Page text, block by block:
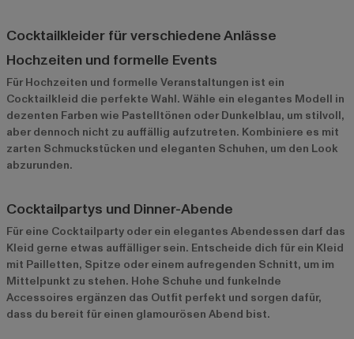
Cocktailkleider für verschiedene Anlässe
Hochzeiten und formelle Events
Für Hochzeiten und formelle Veranstaltungen ist ein
Cocktailkleid die perfekte Wahl. Wähle ein elegantes Modell in
dezenten Farben wie Pastelltönen oder Dunkelblau, um stilvoll,
aber dennoch nicht zu auffällig aufzutreten. Kombiniere es mit
zarten Schmuckstücken und eleganten Schuhen, um den Look
abzurunden.
Cocktailpartys und Dinner-Abende
Für eine Cocktailparty oder ein elegantes Abendessen darf das
Kleid gerne etwas auffälliger sein. Entscheide dich für ein Kleid
mit Pailletten, Spitze oder einem aufregenden Schnitt, um im
Mittelpunkt zu stehen. Hohe Schuhe und funkelnde
Accessoires ergänzen das Outfit perfekt und sorgen dafür,
dass du bereit für einen glamourösen Abend bist.